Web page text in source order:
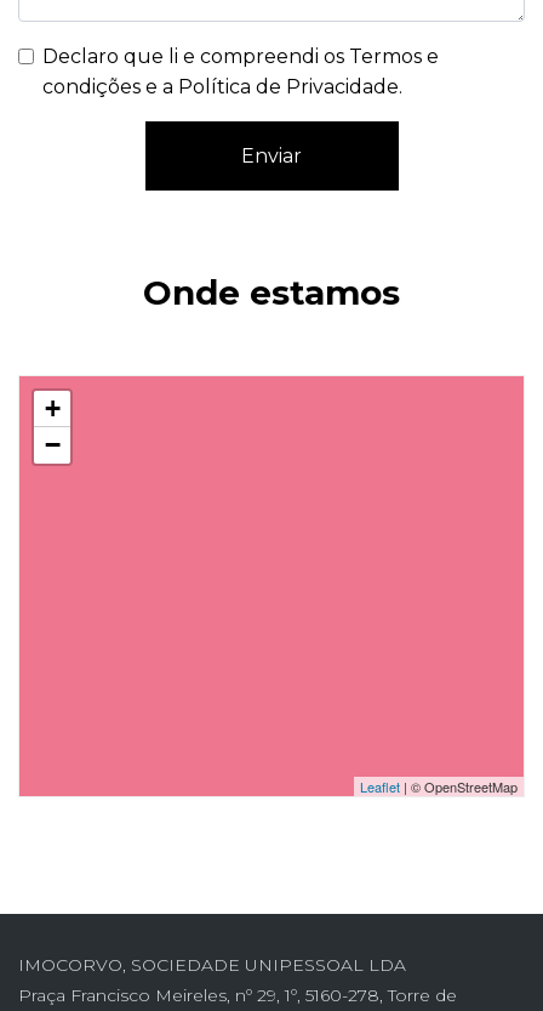
Declaro que li e compreendi os Termos e
condições e a Política de Privacidade.
Enviar
Onde estamos
+
−
Leaflet | © OpenStreetMap
IMOCORVO, SOCIEDADE UNIPESSOAL LDA
Praça Francisco Meireles, nº 29, 1º, 5160-278, Torre de